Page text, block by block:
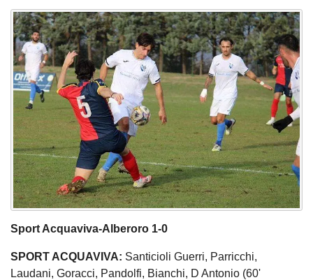
Sport Acquaviva-Alberoro 1-0
SPORT ACQUAVIVA: Santicioli Guerri, Parricchi,
Laudani, Goracci, Pandolfi, Bianchi, D Antonio (60'